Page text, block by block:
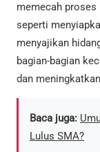
memecah proses
seperti
menyajikan
bagian-bagian
dan
Baca juga:
Lulus SMA?